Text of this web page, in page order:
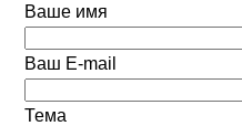
Ваше имя
Ваш E-mail
Тема